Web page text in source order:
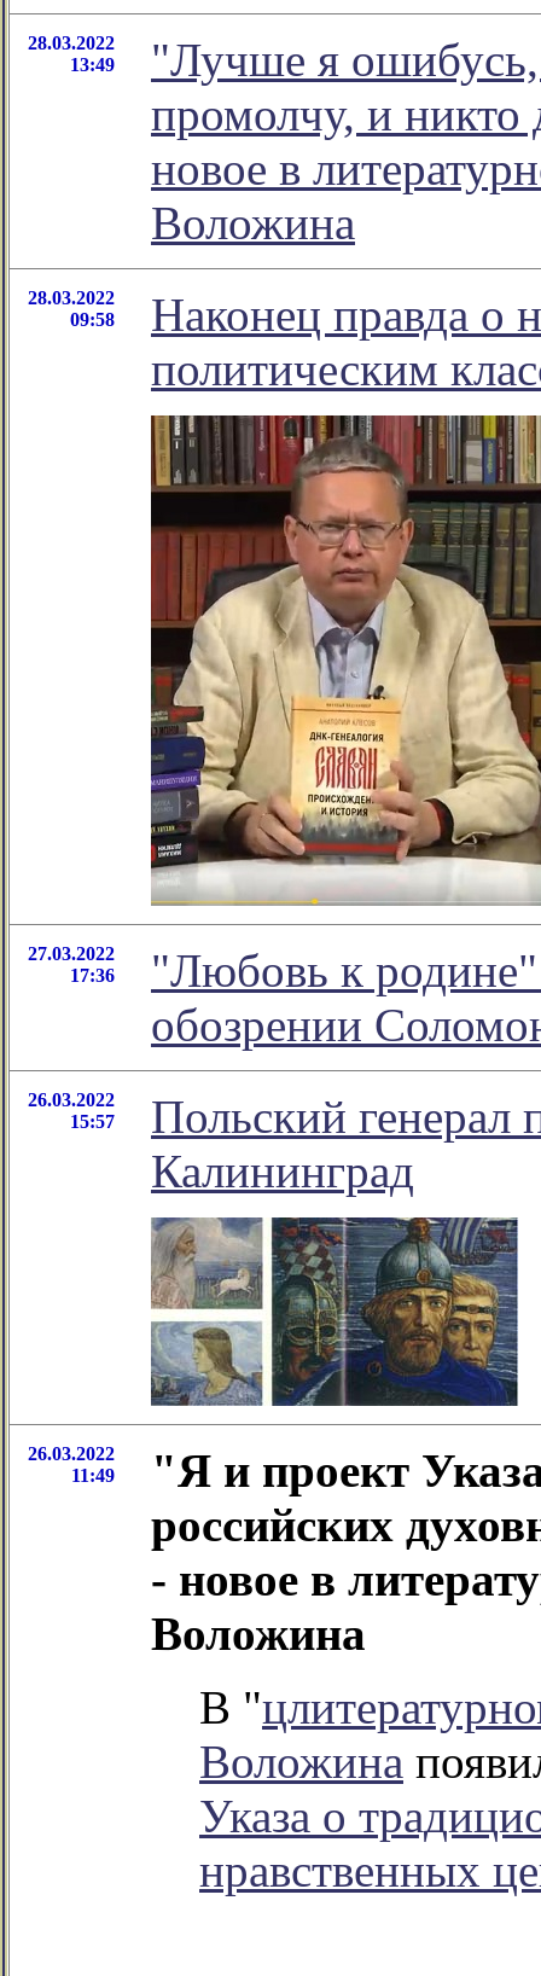
28.03.2022
13:49
"Лучше я ошибусь,
промолчу, и никто
новое в
Воложина
28.03.2022
09:58
Наконец правда о
политическим
27.03.2022
17:36
"Любовь к родине"
обозрении
26.03.2022
15:57
Польский генерал
Калининград
26.03.2022
11:49
"Я и проект
российских
- новое в
Воложина
В "
Воложина
Указа о
нравственных